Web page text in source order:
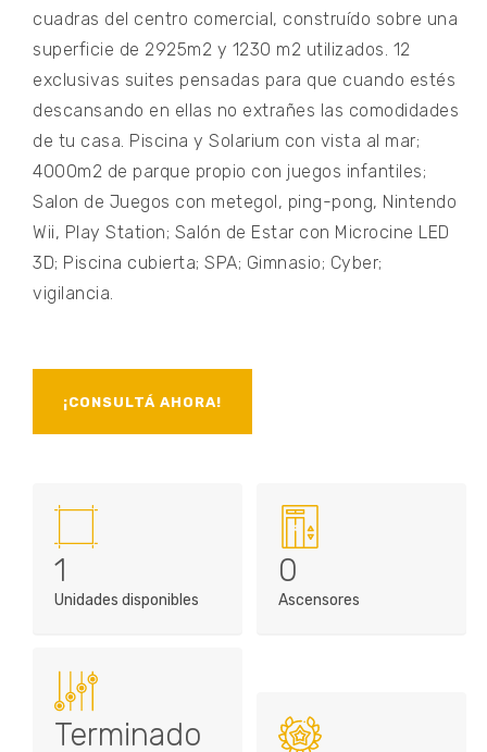
cuadras del centro comercial, construído sobre una
superficie de 2925m2 y 1230 m2 utilizados. 12
exclusivas suites pensadas para que cuando estés
descansando en ellas no extrañes las comodidades
de tu casa. Piscina y Solarium con vista al mar;
4000m2 de parque propio con juegos infantiles;
Salon de Juegos con metegol, ping-pong, Nintendo
Wii, Play Station; Salón de Estar con Microcine LED
3D; Piscina cubierta; SPA; Gimnasio; Cyber;
vigilancia.
¡CONSULTÁ AHORA!
1
Unidades disponibles
0
Ascensores
Terminado